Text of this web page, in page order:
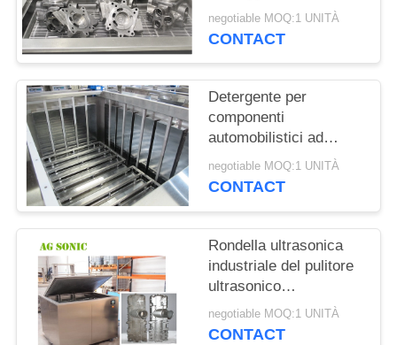
PRIVACY
POLICY
rimuove i contaminanti
altamente legati
negotiable MOQ:1 UNITÀ
CONTACT
Detergente per
componenti
automobilistici ad
ultrasuoni per impieghi
gravosi 3600W adatto
negotiable MOQ:1 UNITÀ
CONTACT
Rondella ultrasonica
industriale del pulitore
ultrasonico
automobilistico degli ss
per gli strumenti
negotiable MOQ:1 UNITÀ
CONTACT